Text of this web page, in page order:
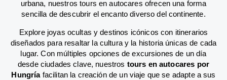
urbana, nuestros tours en autocares ofrecen una forma
sencilla de descubrir el encanto diverso del continente.
Explore joyas ocultas y destinos icónicos con itinerarios
diseñados para resaltar la cultura y la historia únicas de cada
lugar. Con múltiples opciones de excursiones de un día
desde ciudades clave, nuestros tours en autocares por
Hungríafacilitan la creación de un viaje que se adapte a sus